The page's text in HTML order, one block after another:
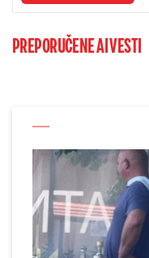
PREPORUČENE AI VESTI